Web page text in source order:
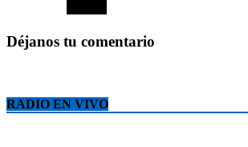
Déjanos tu comentario
RADIO EN VIVO